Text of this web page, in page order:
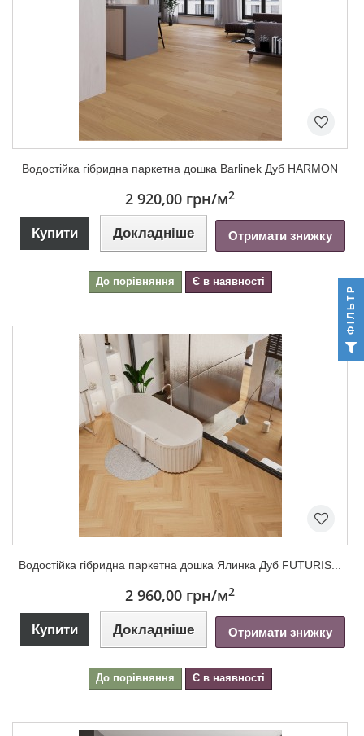
Водостійка гібридна паркетна дошка Barlinek Дуб HARMON
2 920,00 грн/м2
Купити Докладніше Отримати знижку
До порівняння Є в наявності
Водостійка гібридна паркетна дошка Ялинка Дуб FUTURIS...
2 960,00 грн/м2
Купити Докладніше Отримати знижку
До порівняння Є в наявності
ФІЛЬТР